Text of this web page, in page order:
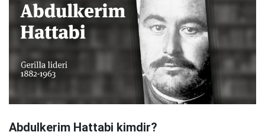
Abdulkerim Hattabi kimdir?